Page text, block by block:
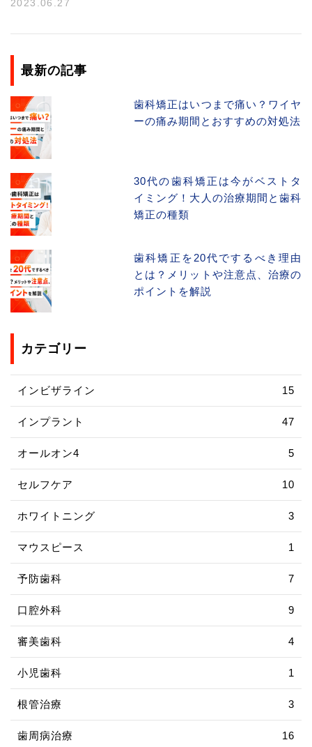
2023.06.27
最新の記事
歯科矯正はいつまで痛い？ワイヤ
ーの痛み期間とおすすめの対処法
30代の歯科矯正は今がベストタ
イミング！大人の治療期間と歯科
矯正の種類
歯科矯正を20代でするべき理由
とは？メリットや注意点、治療の
ポイントを解説
カテゴリー
インビザライン 15
インプラント 47
オールオン4 5
セルフケア 10
ホワイトニング 3
マウスピース 1
予防歯科 7
口腔外科 9
審美歯科 4
小児歯科 1
根管治療 3
歯周病治療 16